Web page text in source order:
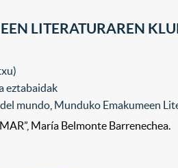
LITERATURAREN
eztabaidak
mundo Munduko Emakumeen
María Belmonte Barrenechea.